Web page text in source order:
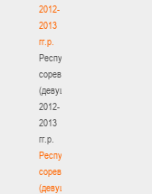
2012-
2013
гг.р.
Республиканские
соревнования
(девушки)
2012-
2013
гг.р.
Республиканские
соревнования
(девушки)